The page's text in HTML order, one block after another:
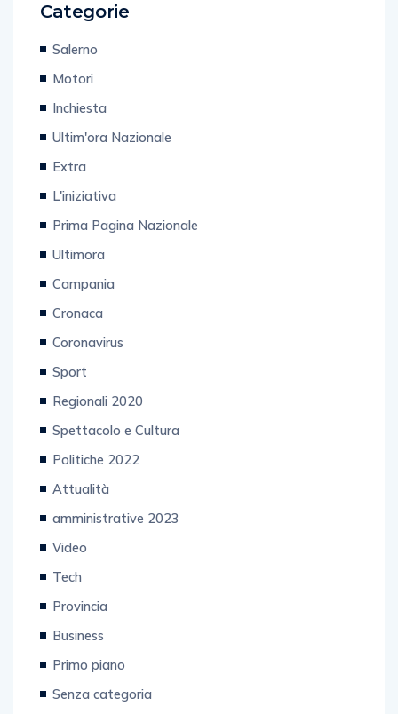
Motori
Inchiesta
Ultim'ora Nazionale
Extra
L'iniziativa
Prima Pagina Nazionale
Ultimora
Campania
Cronaca
Coronavirus
Sport
Regionali 2020
Spettacolo e Cultura
Politiche 2022
Attualità
amministrative 2023
Video
Tech
Provincia
Business
Primo piano
Senza categoria
Editoriale